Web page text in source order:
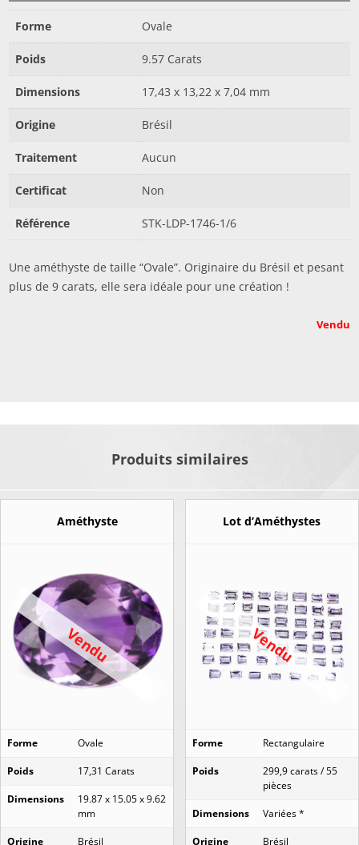
Forme Ovale
Poids 9.57 Carats
Dimensions 17,43 x 13,22 x 7,04 mm
Origine Brésil
Traitement Aucun
Certificat Non
Référence STK-LDP-1746-1/6
Une améthyste de taille “Ovale”. Originaire du Brésil et pesant
plus de 9 carats, elle sera idéale pour une création !
Vendu
Produits similaires
Améthyste
Vendu
Forme Ovale
Poids 17,31 Carats
Dimensions
19.87 x 15.05 x 9.62
mm
Origine Brésil
Lot d’Améthystes
Vendu
Forme Rectangulaire
Poids
299,9 carats / 55
pièces
Dimensions Variées *
Origine Brésil